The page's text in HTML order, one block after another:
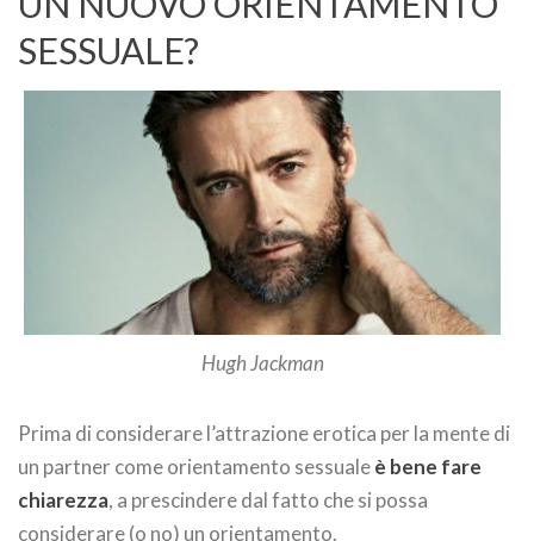
SESSUALE?
Hugh Jackman
Prima di considerare l’attrazione erotica per la mente di
un partner come orientamento sessualeè bene fare
chiarezza, a prescindere dal fatto che si possa
considerare (o no) un orientamento.